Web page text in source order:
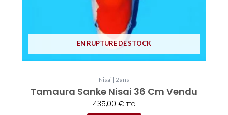
EN RUPTURE DE STOCK
Nisai | 2 ans
Tamaura Sanke Nisai 36 Cm Vendu
435,00 € TTC